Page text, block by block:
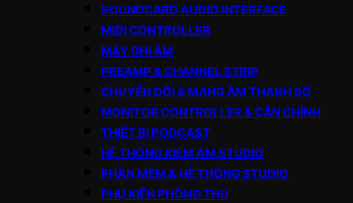
SOUNDCARD AUDIO INTERFACE
MIDI CONTROLLER
MÁY GHI ÂM
PREAMP & CHANNEL STRIP
CHUYỂN ĐỔI & MẠNG ÂM THANH SỐ
MONITOR CONTROLLER & CÂN CHỈNH
THIẾT BỊ PODCAST
HỆ THỐNG KIỂM ÂM STUDIO
PHẦN MỀM & HỆ THỐNG STUDIO
PHỤ KIỆN PHÒNG THU